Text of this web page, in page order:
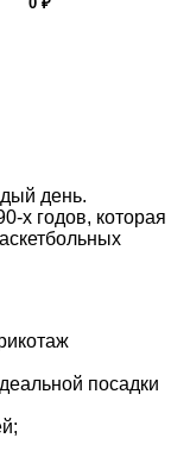
день.
х годов, которая
посадки